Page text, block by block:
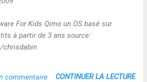
For Kids Qimo un OS basé sur
à partir de 3 ans source:
commentaire CONTINUER LA LECTURE